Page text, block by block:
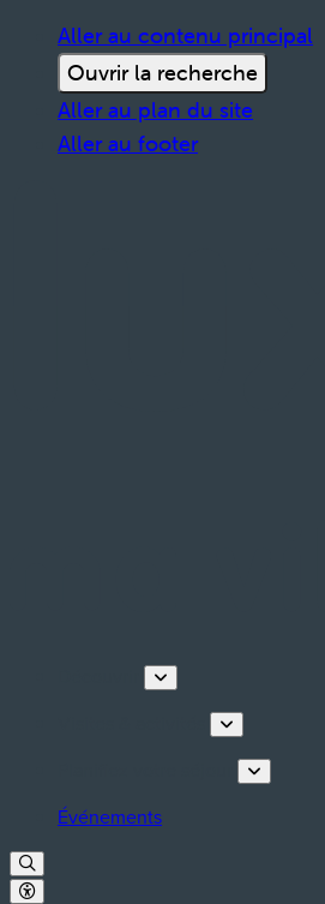
Aller au contenu principal
Ouvrir la recherche
Aller au plan du site
Aller au footer
Événements